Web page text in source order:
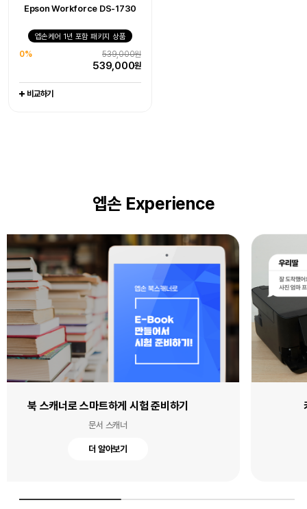
Epson Workforce DS-1730
엡손케어 1년 포함 패키지 상품
539,000원
0%
539,000원
비교하기
엡손케어 1년 포함 패키지 상품
405,000원
비교하기
엡손 Experience
카카오톡으로 간편하게 포토 출력하기
엡손 프린톡
더 알아보기